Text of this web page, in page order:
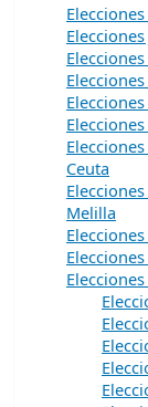
Ceuta
Melilla